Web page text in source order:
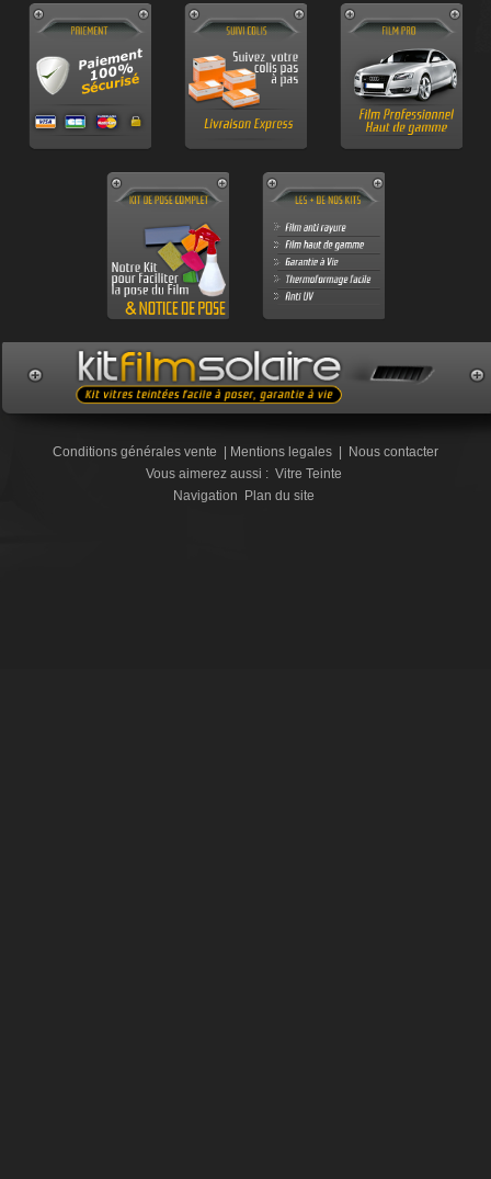
Conditions générales vente | Mentions legales | Nous contacter
Vous aimerez aussi : Vitre Teinte
Navigation Plan du site